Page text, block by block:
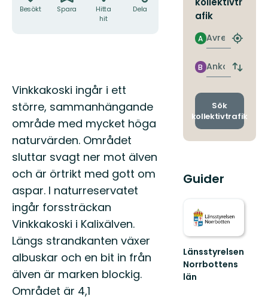
Besökt Spara
Hitta
hit
Dela
Beskrivning
Vinkkakoski ingår i ett
större, sammanhängande
område med mycket höga
naturvärden. Området
sluttar svagt ner mot älven
och är örtrikt med gott om
aspar. I naturreservatet
ingår forssträckan
Vinkkakoski i Kalixälven.
Längs strandkanten växer
albuskar och en bit in från
älven är marken blockig.
Området är 4,1
afik
Avresa
A
Hitta
Ankomst
B
Byt
och
Sök
kollektivtrafik
Guider
Länsstyrelsen
Norrbottens
län